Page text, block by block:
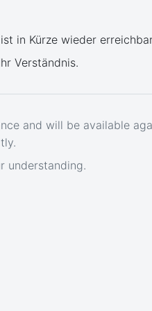
in Kürze wieder
Verständnis.
and will be available
understanding.